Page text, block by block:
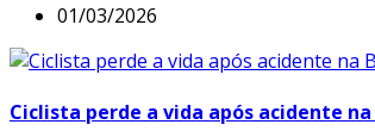
01/03/2026
Ciclista perde a vida após acidente na